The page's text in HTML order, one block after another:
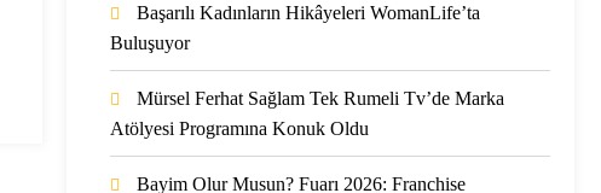
Başarılı Kadınların Hikâyeleri WomanLife’ta
Buluşuyor
Mürsel Ferhat Sağlam Tek Rumeli Tv’de Marka
Atölyesi Programına Konuk Oldu
Bayim Olur Musun? Fuarı 2026: Franchise